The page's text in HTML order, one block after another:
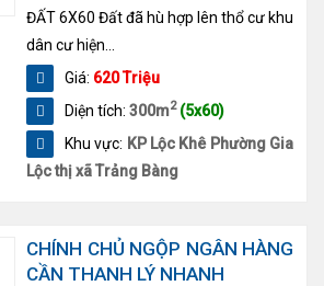
ĐẤT 6X60 Đất đã hù hợp lên thổ cư khu
dân cư hiện...
Giá: 620 Triệu
Diện tích: 300m2 (5x60)
Khu vực: KP Lộc Khê Phường Gia
Lộc thị xã Trảng Bàng
CHÍNH CHỦ NGỘP NGÂN HÀNG
CẦN THANH LÝ NHANH